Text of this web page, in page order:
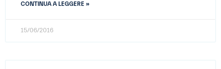
CONTINUA A LEGGERE »
15/06/2016